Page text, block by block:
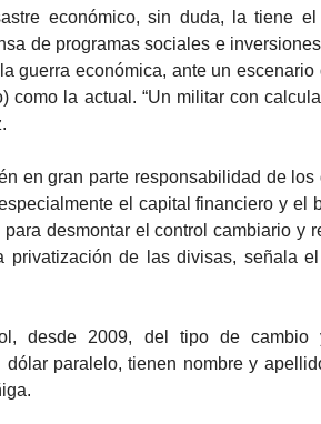
económico, sin duda, la tiene
de programas sociales e
guerra económica, ante un escenario
como la actual. “Un militar con
en gran parte responsabilidad de
el capital financiero y el
desmontar el control cambiario y
de las divisas, señala
desde 2009, del tipo de
paralelo, tienen nombre y